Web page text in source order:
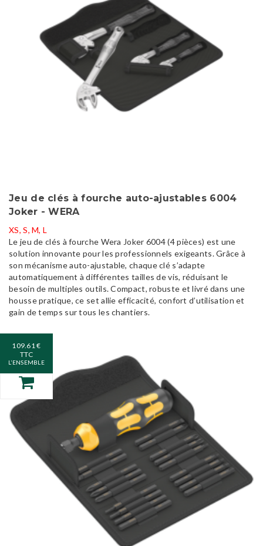
Jeu de clés à fourche auto-ajustables 6004
Joker - WERA
XS, S, M, L
Le jeu de clés à fourche Wera Joker 6004 (4 pièces) est une
solution innovante pour les professionnels exigeants. Grâce à
son mécanisme auto-ajustable, chaque clé s’adapte
automatiquement à différentes tailles de vis, réduisant le
besoin de multiples outils. Compact, robuste et livré dans une
housse pratique, ce set allie efficacité, confort d’utilisation et
gain de temps sur tous les chantiers.
109.61 €
TTC
L’ENSEMBLE